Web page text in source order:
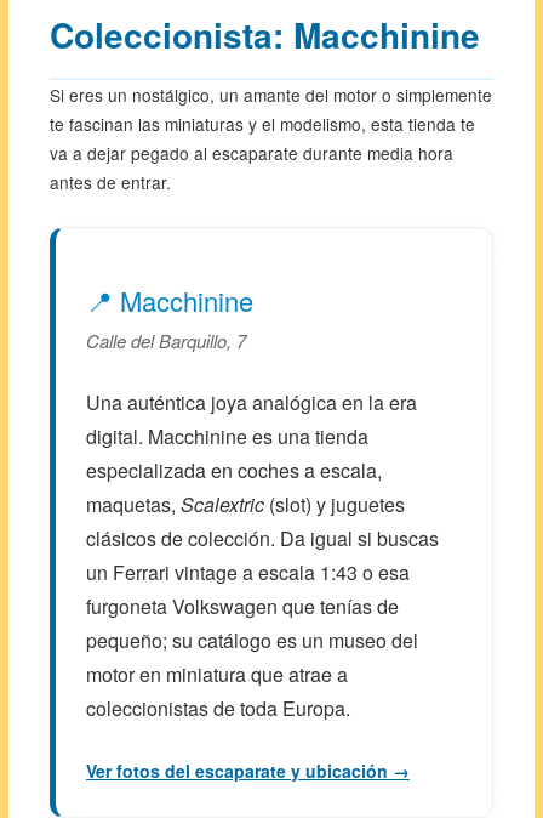
Coleccionista: Macchinine
Si eres un nostálgico, un amante del motor o simplemente
te fascinan las miniaturas y el modelismo, esta tienda te
va a dejar pegado al escaparate durante media hora
antes de entrar.
📍 Macchinine
Calle del Barquillo, 7
Una auténtica joya analógica en la era
digital. Macchinine es una tienda
especializada en coches a escala,
maquetas,Scalextric (slot) y juguetes
clásicos de colección. Da igual si buscas
un Ferrari vintage a escala 1:43 o esa
furgoneta Volkswagen que tenías de
pequeño; su catálogo es un museo del
motor en miniatura que atrae a
coleccionistas de toda Europa.
Ver fotos del escaparate y ubicación →